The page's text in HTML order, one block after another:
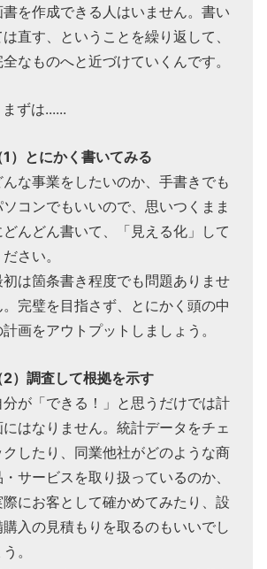
書を作成できる人はいません。書い
は直す、ということを繰り返して、
全なものへと近づけていくんです。
ずは......
1）とにかく書いてみる
んな事業をしたいのか、手書きでも
ソコンでもいいので、思いつくまま
どんどん書いて、「見える化」して
ださい。
初は箇条書き程度でも問題ありませ
。完璧を目指さず、とにかく頭の中
画をアウトプットしましょう。
2）調査して根拠を示す
分が「できる！」と思うだけでは計
にはなりません。統計データをチェ
クしたり、同業他社がどのような商
・サービスを取り扱っているのか、
際にお客として確かめてみたり、設
購入の見積もりを取るのもいいでし
。